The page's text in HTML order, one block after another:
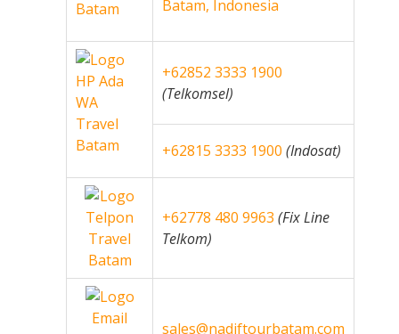
Batam, Indonesia
+62852 3333 1900
(Telkomsel)
+62815 3333 1900 (Indosat)
+62778 480 9963 (Fix Line
Telkom)
sales@nadiftourbatam.com